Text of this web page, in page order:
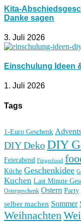
Kita-
Danke sagen
3. Juli 2026
Einschulung Ideen
1. Juli 2026
Tags
1-Euro Geschenk
DIY DekoDIY
Feierabend Fingerfood
Küche Geschenkidee
Kuchen Last Minute
Ostergeschenk Ostern Party
selber machen Sommer
Weihnachten